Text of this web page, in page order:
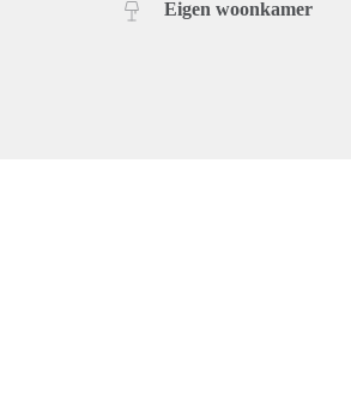
Eigen woonkamer